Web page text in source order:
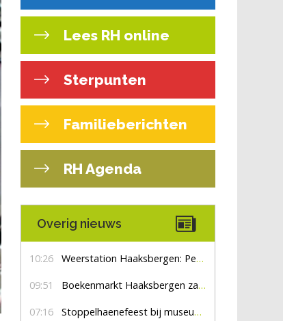
Lees RH online
Sterpunten
Familieberichten
RH Agenda
Overig nieuws
10:26 Weerstation Haaksbergen: Perioden met zon en droog
09:51 Boekenmarkt Haaksbergen zaterdag 8 augustus, marktplein Haaksbergen
07:16 Stoppelhaenefeest bij museum De Lebbenbrugge